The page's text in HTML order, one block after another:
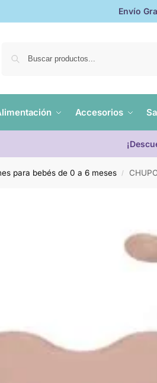
Envío
Accesorios
para bebés de 0 a 6 meses /